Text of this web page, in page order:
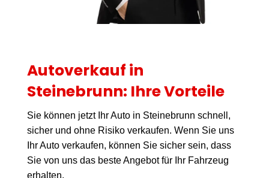
Autoverkauf in
Steinebrunn: Ihre Vorteile
Sie können jetzt Ihr Auto in Steinebrunn schnell,
sicher und ohne Risiko verkaufen. Wenn Sie uns
Ihr Auto verkaufen, können Sie sicher sein, dass
Sie von uns das beste Angebot für Ihr Fahrzeug
erhalten.